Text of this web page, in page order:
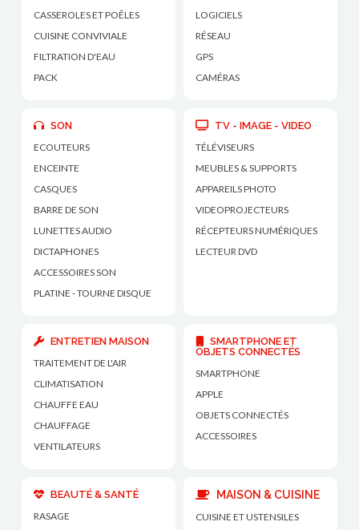
CASSEROLES ET POÊLES
CUISINE CONVIVIALE
FILTRATION D'EAU
PACK
LOGICIELS
RÉSEAU
GPS
CAMÉRAS
SON
ECOUTEURS
ENCEINTE
CASQUES
BARRE DE SON
LUNETTES AUDIO
DICTAPHONES
ACCESSOIRES SON
PLATINE - TOURNE DISQUE
TV - IMAGE - VIDEO
TÉLÉVISEURS
MEUBLES & SUPPORTS
APPAREILS PHOTO
VIDEOPROJECTEURS
RÉCEPTEURS NUMÉRIQUES
LECTEUR DVD
ENTRETIEN MAISON
TRAITEMENT DE L'AIR
CLIMATISATION
CHAUFFE EAU
CHAUFFAGE
VENTILATEURS
SMARTPHONE ET
OBJETS CONNECTÉS
SMARTPHONE
APPLE
OBJETS CONNECTÉS
ACCESSOIRES
BEAUTÉ & SANTÉ
RASAGE
MAISON & CUISINE
CUISINE ET USTENSILES